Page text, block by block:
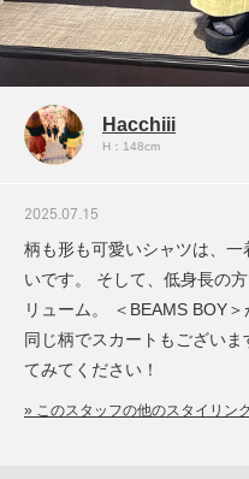
Hacchiii
H：148cm
2025.07.15
柄も形も可愛いシャツは、
いです。 そして、低身長の
リューム。 ＜BEAMS BOY
同じ柄でスカートもござい
てみてください！
» このスタッフの他のスタイリン